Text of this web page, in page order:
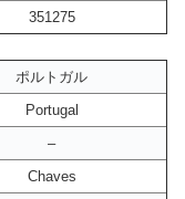
351275
ポルトガル
Portugal
–
Chaves